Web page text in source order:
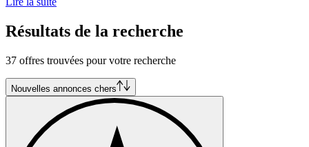
Résultats de la recherche
37 offres trouvées pour votre recherche
Nouvelles annonces chers